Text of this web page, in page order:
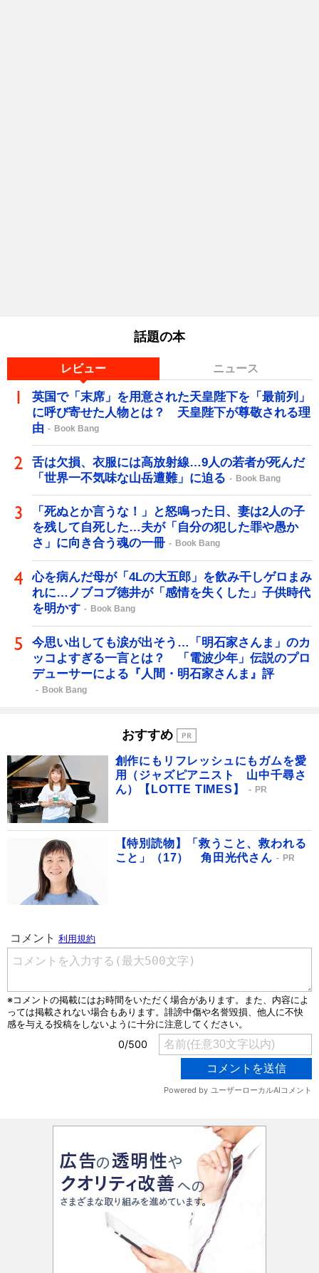
話題の本
レビュー ニュース
英国で「末席」を用意された天皇陛下を「最前列」
に呼び寄せた人物とは？ 天皇陛下が尊敬される理
由
Book Bang
舌は欠損、衣服には高放射線…9人の若者が死んだ
「世界一不気味な山岳遭難」に迫る
Book Bang
「死ぬとか言うな！」と怒鳴った日、妻は2人の子
を残して自死した…夫が「自分の犯した罪や愚か
さ」に向き合う魂の一冊
Book Bang
心を病んだ母が「4Lの大五郎」を飲み干しゲロまみ
れに…ノブコブ徳井が「感情を失くした」子供時代
を明かす
Book Bang
今思い出しても涙が出そう…「明石家さんま」のカ
ッコよすぎる一言とは？ 「電波少年」伝説のプロ
デューサーによる『人間・明石家さんま』評
Book Bang
おすすめ
創作にもリフレッシュにもガムを愛
用（ジャズピアニスト 山中千尋さ
ん）【LOTTE TIMES】
PR
【特別読物】「救うこと、救われる
こと」（17） 角田光代さん
PR